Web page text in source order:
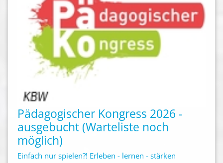
Pädagogischer Kongress 2026 -
ausgebucht (Warteliste noch
möglich)
Einfach nur spielen?! Erleben - lernen - stärken